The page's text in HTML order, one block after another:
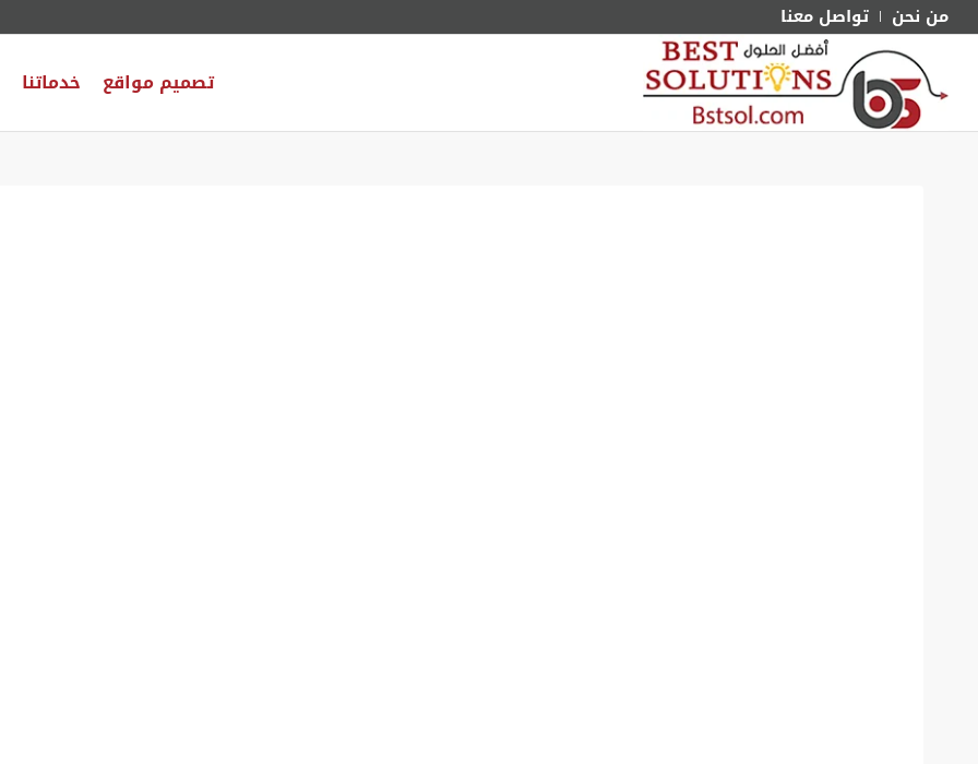
من نحن تواصل معنا
تصميم مواقع خدماتنا